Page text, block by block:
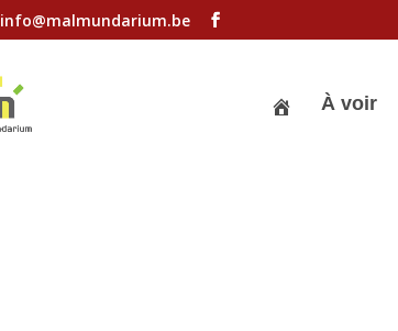
info@malmundarium.be
À voir